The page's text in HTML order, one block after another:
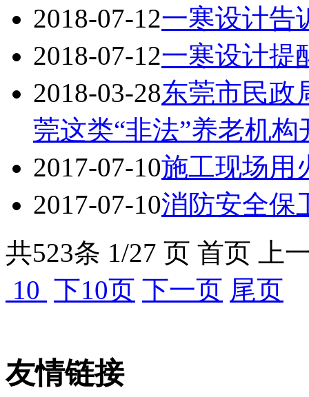
2018-07-12一寒设计告
2018-07-12一寒设计提
2018-03-28东莞市民政
莞这类“非法”养老机
2017-07-10施工现场用
2017-07-10消防安全保
共523条 1/27 页 首页
上
10 下10页 下一页 尾页
友情链接